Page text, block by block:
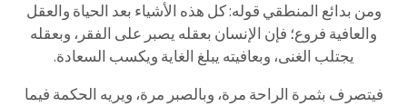
ومن بدائع المنطقي قوله: كل هذه الأشياء بعد الحياة والعقل
والعافية فروع؛ فإن الإنسان بعقله يصبر على الفقر، وبعقله
يجتلب الغنى، وبعافيته يبلغ الغاية ويكسب السعادة.
فيتصرف بثمرة الراحة مرة، وبالصبر مرة، ويريه الحكمة فيما